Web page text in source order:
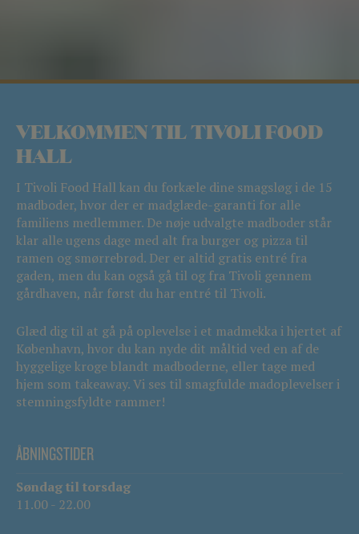
VELKOMMEN TIL TIVOLI FOOD
HALL
I Tivoli Food Hall kan du forkæle dine smagsløg i de 15
madboder, hvor der er madglæde-garanti for alle
familiens medlemmer. De nøje udvalgte madboder står
klar alle ugens dage med alt fra burger og pizza til
ramen og smørrebrød. Der er altid gratis entré fra
gaden, men du kan også gå til og fra Tivoli gennem
gårdhaven, når først du har entré til Tivoli.
Glæd dig til at gå på oplevelse i et madmekka i hjertet af
København, hvor du kan nyde dit måltid ved en af de
hyggelige kroge blandt madboderne, eller tage med
hjem som takeaway. Vi ses til smagfulde madoplevelser i
stemningsfyldte rammer!
ÅBNINGSTIDER
Søndag til torsdag
11.00 - 22.00